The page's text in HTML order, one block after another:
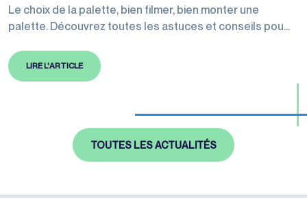
Le choix de la palette, bien filmer, bien monter une
palette. Découvrez toutes les astuces et conseils pour
son destinataire
LIRE L'ARTICLE
TOUTES LES ACTUALITÉS